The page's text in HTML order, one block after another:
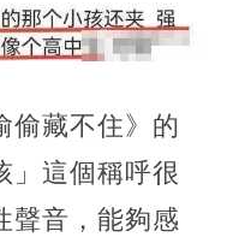
偷藏不住》的
」這個稱呼很
聲音，能夠感